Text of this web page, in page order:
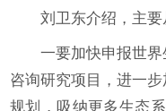
刘卫东介绍，主要
一要加快申报世
咨询研究项目，进一
规划，吸纳更多生态